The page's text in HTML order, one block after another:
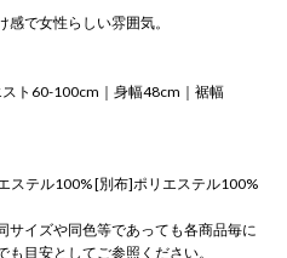
感で女性らしい雰囲気。
ト60-100cm｜身幅48cm｜裾幅
ステル100% [別布]ポリエステル100%
イズや同色等であっても各商品毎に
目安としてご参照ください。